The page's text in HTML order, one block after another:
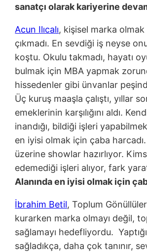
sanatçı olarak kariyerine
Acun Ilıcalı, kişisel marka
çıkmadı. En sevdiği iş neyse
koştu. Okulu takmadı, hayatı
bulmak için MBA yapmak
hissedenler gibi ünvanlar
Üç kuruş maaşla çalıştı, yıllar
emeklerinin karşılığını aldı.
inandığı, bildiği işleri yapabilmek
en iyisi olmak için çaba
üzerine showlar hazırlıyor.
edemediği işleri alıyor, fark
Alanında en iyisi olmak için
İbrahim Betil, Toplum
kurarken marka olmayı değil,
sağlamayı hedefliyordu.
sağladıkça, daha çok tanınır,